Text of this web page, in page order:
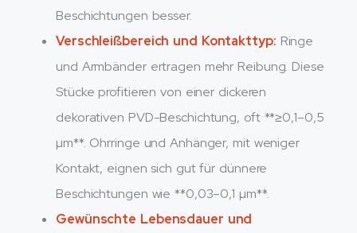
Beschichtungen besser.
Verschleißbereich und Kontakttyp: Ringe
und Armbänder ertragen mehr Reibung. Diese
Stücke profitieren von einer dickeren
dekorativen PVD-Beschichtung, oft **≥0,1–0,5
µm**. Ohrringe und Anhänger, mit weniger
Kontakt, eignen sich gut für dünnere
Beschichtungen wie **0,03–0,1 µm**.
Gewünschte Lebensdauer und